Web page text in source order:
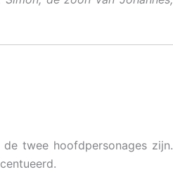
twee hoofdpersonages zijn.